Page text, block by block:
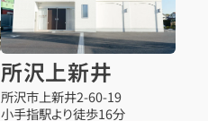
所沢上新井
所沢市上新井2-60-19
小手指駅より徒歩16分